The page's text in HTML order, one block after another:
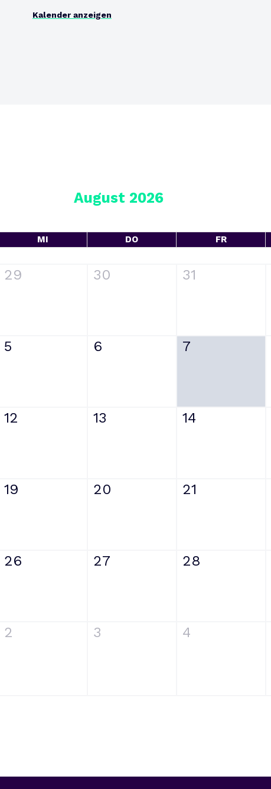
Kalender anzeigen
August 2026
MI DO FR
29 30 31
5 6 7
12 13 14
19 20 21
26 27 28
2 3 4